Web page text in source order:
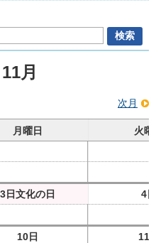
11月
次月
月曜日 火曜
3日文化の日 4日
10日 11